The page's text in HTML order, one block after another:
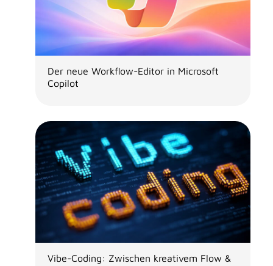
Der neue Workflow-Editor in Microsoft
Copilot
Vibe-Coding: Zwischen kreativem Flow &